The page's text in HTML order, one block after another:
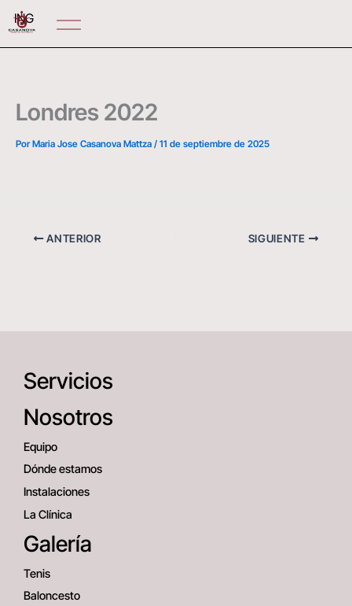
contenido
ING
Londres 2022
PorMaria Jose Casanova Mattza / 11 de septiembre de 2025
ANTERIOR SIGUIENTE
Servicios
Nosotros
Equipo
Dónde estamos
Instalaciones
La Clínica
Galería
Tenis
Baloncesto